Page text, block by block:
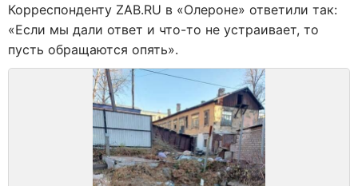
Корреспонденту ZAB.RU в «Олероне» ответили так:
«Если мы дали ответ и что-то не устраивает, то
пусть обращаются опять».